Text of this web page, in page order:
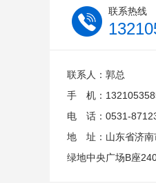
联系热线
联系人：郭总
手 机：
电 话：0531-
地 址：山东省济南
绿地中央广场B座